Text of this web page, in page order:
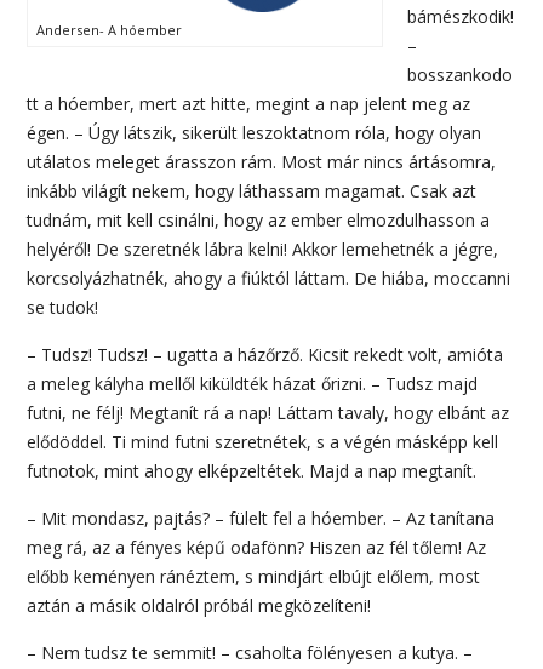
Andersen- A hóember
bámészkodik!
–
bosszankodo
tt a hóember, mert azt hitte, megint a nap jelent meg az
égen. – Úgy látszik, sikerült leszoktatnom róla, hogy olyan
utálatos meleget árasszon rám. Most már nincs ártásomra,
inkább világít nekem, hogy láthassam magamat. Csak azt
tudnám, mit kell csinálni, hogy az ember elmozdulhasson a
helyéről! De szeretnék lábra kelni! Akkor lemehetnék a jégre,
korcsolyázhatnék, ahogy a fiúktól láttam. De hiába, moccanni
se tudok!
– Tudsz! Tudsz! – ugatta a házőrző. Kicsit rekedt volt, amióta
a meleg kályha mellől kiküldték házat őrizni. – Tudsz majd
futni, ne félj! Megtanít rá a nap! Láttam tavaly, hogy elbánt az
elődöddel. Ti mind futni szeretnétek, s a végén másképp kell
futnotok, mint ahogy elképzeltétek. Majd a nap megtanít.
– Mit mondasz, pajtás? – fülelt fel a hóember. – Az tanítana
meg rá, az a fényes képű odafönn? Hiszen az fél tőlem! Az
előbb keményen ránéztem, s mindjárt elbújt előlem, most
aztán a másik oldalról próbál megközelíteni!
– Nem tudsz te semmit! – csaholta fölényesen a kutya. –